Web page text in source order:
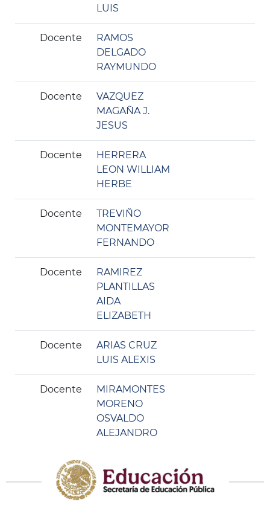
LUIS
Docente
RAMOS
DELGADO
RAYMUNDO
Docente
VAZQUEZ
MAGAÑA J.
JESUS
Docente
HERRERA
LEON WILLIAM
HERBE
Docente
TREVIÑO
MONTEMAYOR
FERNANDO
Docente
RAMIREZ
PLANTILLAS
AIDA
ELIZABETH
Docente
ARIAS CRUZ
LUIS ALEXIS
Docente
MIRAMONTES
MORENO
OSVALDO
ALEJANDRO